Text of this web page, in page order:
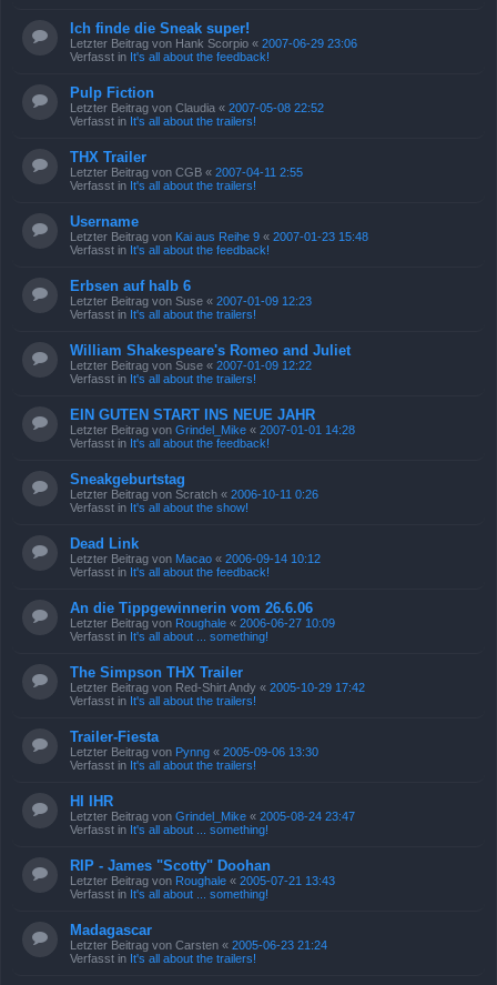
Ich finde die Sneak super!
Letzter Beitrag von Hank Scorpio « 2007-06-29 23:06
Verfasst in It's all about the feedback!
Pulp Fiction
Letzter Beitrag von Claudia « 2007-05-08 22:52
Verfasst in It's all about the trailers!
THX Trailer
Letzter Beitrag von CGB « 2007-04-11 2:55
Verfasst in It's all about the trailers!
Username
Letzter Beitrag von Kai aus Reihe 9 « 2007-01-23 15:48
Verfasst in It's all about the feedback!
Erbsen auf halb 6
Letzter Beitrag von Suse « 2007-01-09 12:23
Verfasst in It's all about the trailers!
William Shakespeare's Romeo and Juliet
Letzter Beitrag von Suse « 2007-01-09 12:22
Verfasst in It's all about the trailers!
EIN GUTEN START INS NEUE JAHR
Letzter Beitrag von Grindel_Mike « 2007-01-01 14:28
Verfasst in It's all about the feedback!
Sneakgeburtstag
Letzter Beitrag von Scratch « 2006-10-11 0:26
Verfasst in It's all about the show!
Dead Link
Letzter Beitrag von Macao « 2006-09-14 10:12
Verfasst in It's all about the feedback!
An die Tippgewinnerin vom 26.6.06
Letzter Beitrag von Roughale « 2006-06-27 10:09
Verfasst in It's all about ... something!
The Simpson THX Trailer
Letzter Beitrag von Red-Shirt Andy « 2005-10-29 17:42
Verfasst in It's all about the trailers!
Trailer-Fiesta
Letzter Beitrag von Pynng « 2005-09-06 13:30
Verfasst in It's all about the trailers!
HI IHR
Letzter Beitrag von Grindel_Mike « 2005-08-24 23:47
Verfasst in It's all about ... something!
RIP - James "Scotty" Doohan
Letzter Beitrag von Roughale « 2005-07-21 13:43
Verfasst in It's all about ... something!
Madagascar
Letzter Beitrag von Carsten « 2005-06-23 21:24
Verfasst in It's all about the trailers!